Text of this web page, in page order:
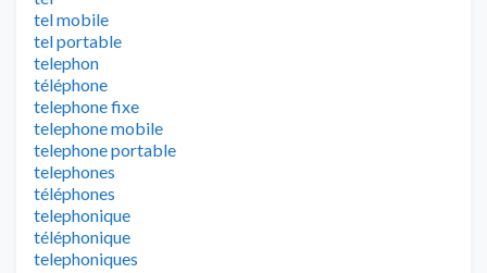
tel mobile
tel portable
telephon
téléphone
telephone fixe
telephone mobile
telephone portable
telephones
téléphones
telephonique
téléphonique
telephoniques